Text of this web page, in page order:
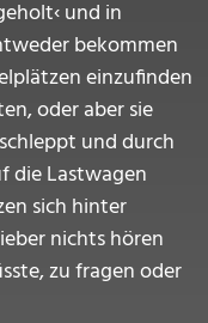
und in
bekommen
einzufinden
oder aber sie
und durch
die Lastwagen
sich hinter
nichts hören
zu fragen oder